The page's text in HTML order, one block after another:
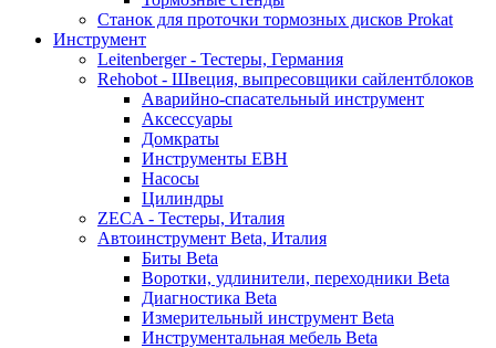
Станок для проточки тормозных дисков Prokat
Инструмент
Leitenberger - Тестеры, Германия
Rehobot - Швеция, выпресовщики сайлентблоков
Аварийно-спасательный инструмент
Аксессуары
Домкраты
Инструменты EBH
Насосы
Цилиндры
ZECA - Тестеры, Италия
Автоинструмент Beta, Италия
Биты Beta
Воротки, удлинители, переходники Beta
Диагностика Beta
Измерительный инструмент Beta
Инструментальная мебель Beta